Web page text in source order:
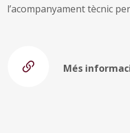
l’acompanyament tècnic
Més